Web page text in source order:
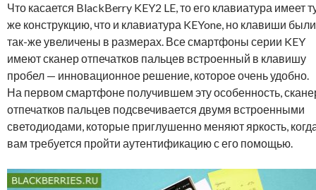
Что касается BlackBerry KEY2 LE, то его клавиатура имеет
же конструкцию, что и клавиатура KEYone, но клавиши были
так-же увеличены в размерах. Все смартфоны серии KEY
имеют сканер отпечатков пальцев встроенный в клавишу
пробел — инновационное решение, которое очень удобно.
На первом смартфоне получившем эту особенность,
отпечатков пальцев подсвечивается двумя встроенными
светодиодами, которые приглушенно меняют яркость,
вам требуется пройти аутентификацию с его помощью.